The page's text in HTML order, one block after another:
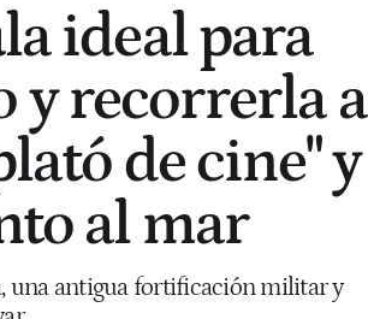
ideal para
y recorrerla a
de cine" y
al mar
una antigua fortificación militar y